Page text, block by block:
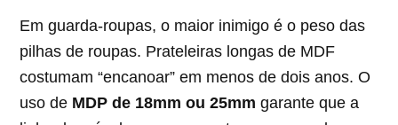
Em guarda-roupas, o maior inimigo é o peso das
pilhas de roupas. Prateleiras longas de MDF
costumam “encanoar” em menos de dois anos. O
uso de MDP de 18mm ou 25mm garante que a